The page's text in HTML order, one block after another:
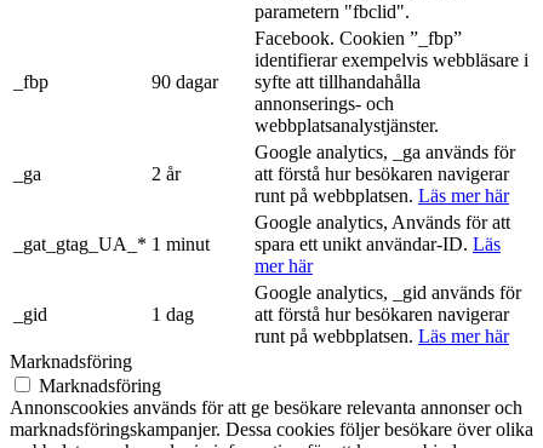
parametern "fbclid".
_fbp 90 dagar
Facebook. Cookien ”_fbp”
identifierar exempelvis webbläsare i
syfte att tillhandahålla
annonserings- och
webbplatsanalystjänster.
_ga 2 år
Google analytics, _ga används för
att förstå hur besökaren navigerar
runt på webbplatsen. Läs mer här
_gat_gtag_UA_* 1 minut
Google analytics, Används för att
spara ett unikt användar-ID. Läs
mer här
_gid 1 dag
Google analytics, _gid används för
att förstå hur besökaren navigerar
runt på webbplatsen. Läs mer här
Marknadsföring
Marknadsföring
Annonscookies används för att ge besökare relevanta annonser och
marknadsföringskampanjer. Dessa cookies följer besökare över olika